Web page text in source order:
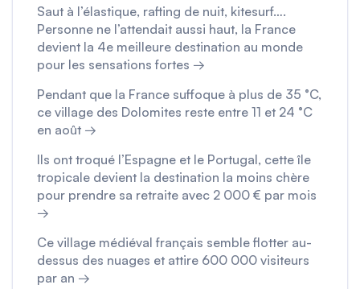
Saut à l’élastique, rafting de nuit, kitesurf….
Personne ne l’attendait aussi haut, la France
devient la 4e meilleure destination au monde
pour les sensations fortes →
Pendant que la France suffoque à plus de 35 °C,
ce village des Dolomites reste entre 11 et 24 °C
en août →
Ils ont troqué l’Espagne et le Portugal, cette île
tropicale devient la destination la moins chère
pour prendre sa retraite avec 2 000 € par mois
→
Ce village médiéval français semble flotter au-
dessus des nuages et attire 600 000 visiteurs
par an →